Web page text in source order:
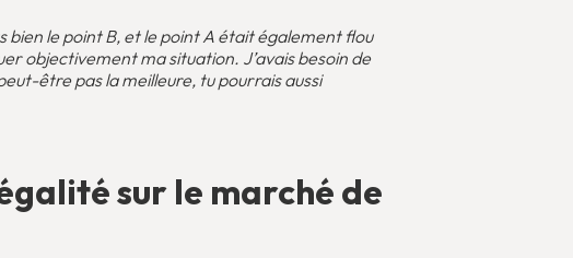
bien le point B, et le point A était également flou
objectivement ma situation. J’avais besoin de
être pas la meilleure, tu pourrais aussi
sur le marché de